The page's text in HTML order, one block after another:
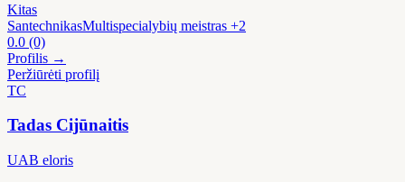
Kitas
SantechnikasMultispecialybių meistras +2
0.0 (0)
Profilis →
Peržiūrėti profilį
TC
Tadas Cijūnaitis
UAB eloris